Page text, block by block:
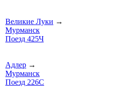
Великие Луки →
Мурманск
Поезд 425Ч
Адлер →
Мурманск
Поезд 226С